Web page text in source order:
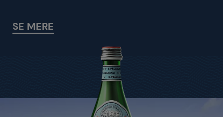
SE MERE